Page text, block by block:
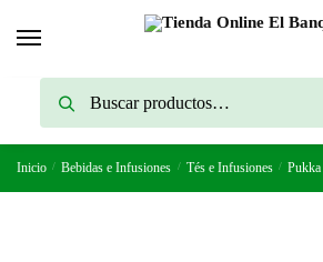
Buscar
Inicio / Bebidas e Infusiones / Tés e Infusiones /